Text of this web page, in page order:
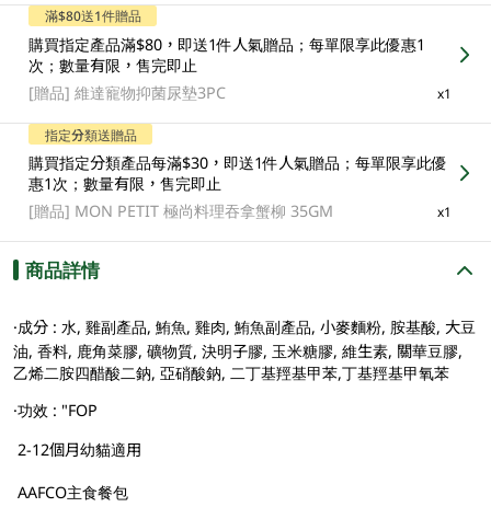
滿$80送1件贈品
購買指定產品滿$80，即送1件人氣贈品；每單限享此優惠1
次；數量有限，售完即止
[贈品]維達寵物抑菌尿墊3PC x1
指定分類送贈品
購買指定分類產品每滿$30，即送1件人氣贈品；每單限享此優
惠1次；數量有限，售完即止
[贈品] MON PETIT 極尚料理吞拿蟹柳 35GM x1
商品詳情
·成分 : 水, 雞副產品, 鮪魚, 雞肉, 鮪魚副產品, 小麥麵粉, 胺基酸, 大豆
油, 香料, 鹿角菜膠, 礦物質, 決明子膠, 玉米糖膠, 維生素, 關華豆膠,
乙烯二胺四醋酸二鈉, 亞硝酸鈉, 二丁基羥基甲苯,丁基羥基甲氧苯
·功效 : "FOP
 2-12個月幼貓適用
 AAFCO主食餐包